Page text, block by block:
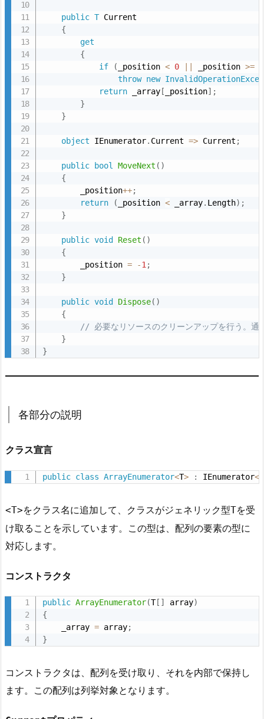
public T Current
{
get
{
if
( _position < 0 _position >=
throw new
return _array [ _position] ;
}
}
object IEnumerator. Current => Current ;
public bool MoveNext ( )
{
        _position
++;
return
( _position < _array. Length) ;
}
public void Reset ( )
{
        _position
= -1 ;
}
public void Dispose( )
{
// 必要なリソースのクリーンアップを行う。通
}
}
各部分の説明
クラス宣言
public class ArrayEnumerator<T> : IEnumerator<
<T>をクラス名に追加して、クラスがジェネリック型Tを受
け取ることを示しています。この型は、配列の要素の型に
対応します。
コンストラクタ
public ArrayEnumerator(T[ ] array)
{
    _array
= array;
}
コンストラクタは、配列を受け取り、それを内部で保持し
ます。この配列は列挙対象となります。